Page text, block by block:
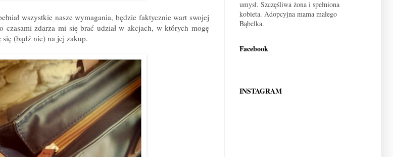
wszystkie nasze wymagania, będzie faktycznie wart swojej
zdarza mi się brać udział w akcjach, w których mogę
(bądź nie) na jej zakup.
umysł. Szczęśliwa żona i spełniona
kobieta. Adopcyjna mama małego
Bąbelka.
Facebook
INSTAGRAM